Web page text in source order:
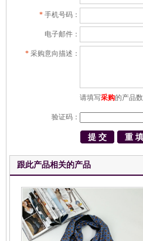
* 手机号码：
电子邮件：
* 采购意向描述：
请填写采购的产品
验证码：
跟此产品相关的产品